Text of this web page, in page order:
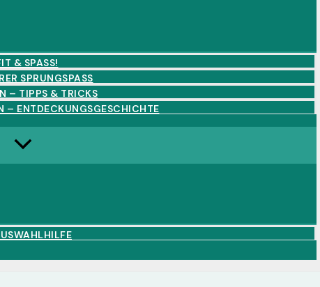
& SPASS!
SPRUNGSPASS
– TIPPS & TRICKS
– ENTDECKUNGSGESCHICHTE